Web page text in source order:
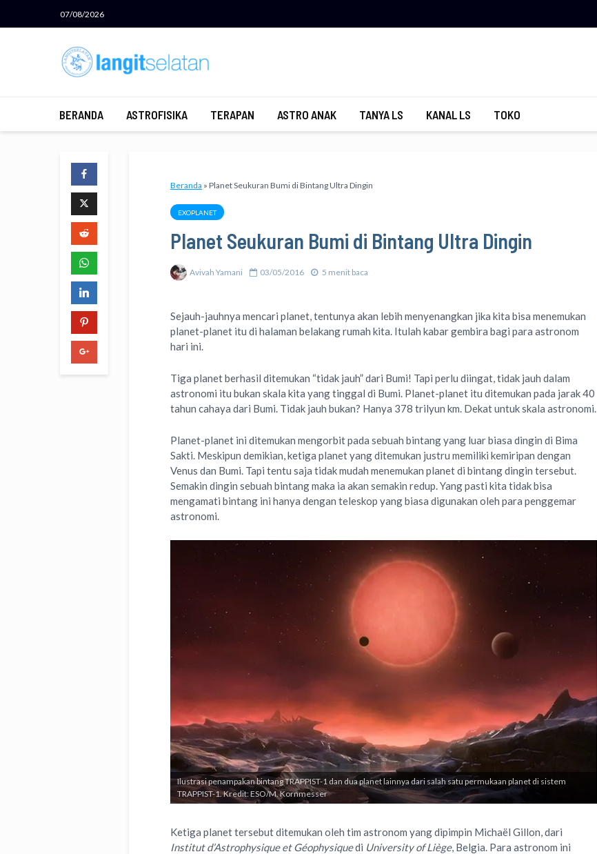
07/08/2026
BERANDA ASTROFISIKA TERAPAN ASTRO ANAK TANYA LS KANAL LS TOKO
Beranda » Planet Seukuran Bumi di Bintang Ultra Dingin
EXOPLANET
Planet Seukuran Bumi di Bintang Ultra Dingin
Avivah Yamani 03/05/2016 5 menit baca
Sejauh-jauhnya mencari planet, tentunya akan lebih menyenangkan jika kita bisa menemukan
planet-planet itu di halaman belakang rumah kita. Itulah kabar gembira bagi para astronom
hari ini.
Tiga planet berhasil ditemukan “tidak jauh” dari Bumi! Tapi perlu diingat, tidak jauh dalam
astronomi itu bukan skala kita yang tinggal di Bumi. Planet-planet itu ditemukan pada jarak 40
tahun cahaya dari Bumi. Tidak jauh bukan? Hanya 378 trilyun km. Dekat untuk skala astronomi.
Planet-planet ini ditemukan mengorbit pada sebuah bintang yang luar biasa dingin di Bima
Sakti. Meskipun demikian, ketiga planet yang ditemukan justru memiliki kemiripan dengan
Venus dan Bumi. Tapi tentu saja tidak mudah menemukan planet di bintang dingin tersebut.
Semakin dingin sebuah bintang maka ia akan semakin redup. Yang pasti kita tidak bisa
mengamati bintang ini hanya dengan teleskop yang biasa digunakan oleh para penggemar
astronomi.
Ilustrasi penampakan bintang TRAPPIST-1 dan dua planet lainnya dari salah satu permukaan planet di sistem
TRAPPIST-1. Kredit: ESO/M. Kornmesser
Ketiga planet tersebut ditemukan oleh tim astronom yang dipimpin Michaël Gillon, dari
Institut d’Astrophysique et Géophysiquedi University of Liège, Belgia. Para astronom ini